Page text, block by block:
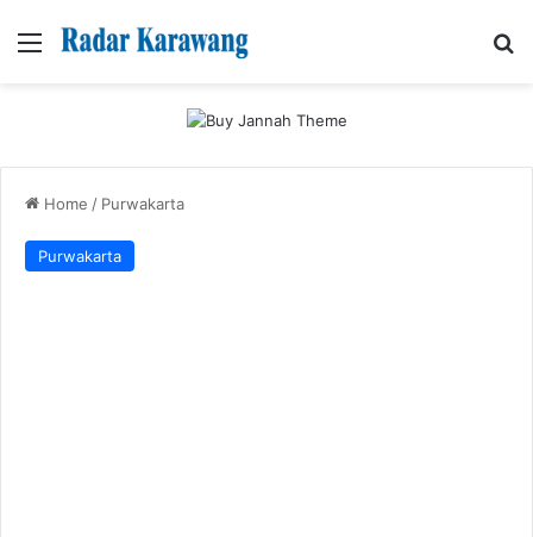
Menu
Home / Purwakarta
Purwakarta